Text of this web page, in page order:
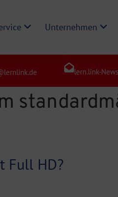
Unternehmen
lern.link-
Full HD?